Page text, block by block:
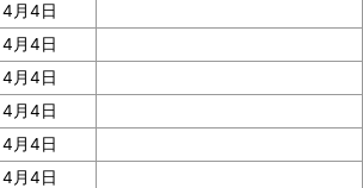
4月4日
4月4日
4月4日
4月4日
4月4日
4月4日